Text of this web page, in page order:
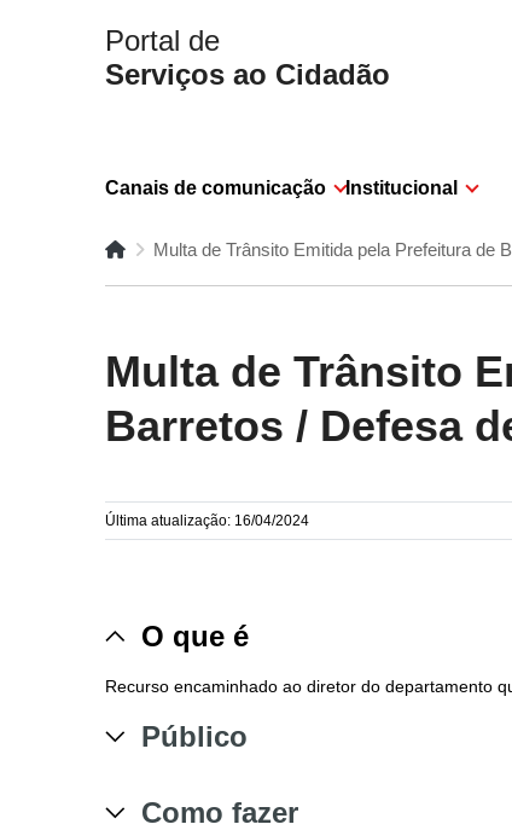
Portal de
Serviços ao Cidadão
Canais de comunicação Institucional
Multa de Trânsito Emitida pela Prefeitura de
Multa de Trânsito
Barretos / Defesa
Última atualização: 16/04/2024
O que é
Recurso encaminhado ao diretor do departamento
Público
Como fazer